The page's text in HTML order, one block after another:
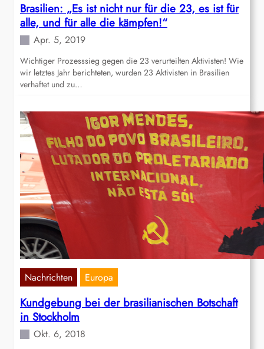
Brasilien: „Es ist nicht nur für die 23, es ist für
alle, und für alle die kämpfen!“
Apr. 5, 2019
Wichtiger Prozesssieg gegen die 23 verurteilten Aktivisten! Wie
wir letztes Jahr berichteten, wurden 23 Aktivisten in Brasilien
verhaftet und zu…
Nachrichten Europa
Kundgebung bei der brasilianischen Botschaft
in Stockholm
Okt. 6, 2018